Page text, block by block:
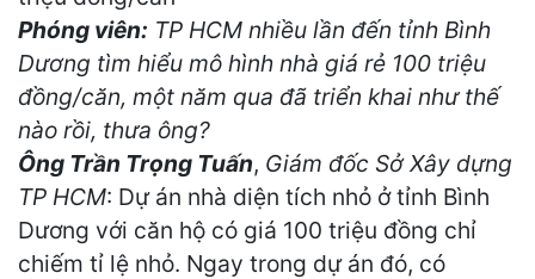
Phóng viên: TP HCM nhiều lần đến tỉnh Bình
Dương tìm hiểu mô hình nhà giá rẻ 100 triệu
đồng/căn, một năm qua đã triển khai như thế
nào rồi, thưa ông?
Ông Trần Trọng Tuấn, Giám đốc Sở Xây dựng
TP HCM: Dự án nhà diện tích nhỏ ở tỉnh Bình
Dương với căn hộ có giá 100 triệu đồng chỉ
chiếm tỉ lệ nhỏ. Ngay trong dự án đó, có